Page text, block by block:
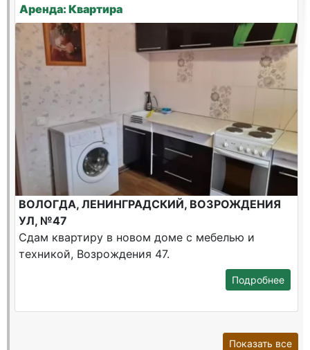
Аренда: Квартира
ВОЛОГДА, ЛЕНИНГРАДСКИЙ, ВОЗРОЖДЕНИЯ
УЛ, №47
Сдам квартиру в новом доме с мебелью и
техникой, Возрождения 47.
Подробнее
Показать все